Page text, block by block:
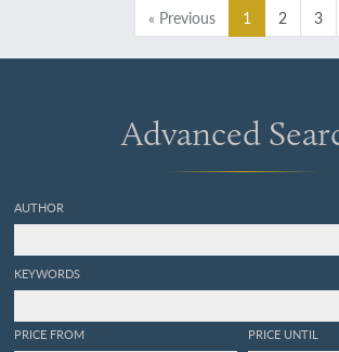
« Previous 1 2 3
Advanced
AUTHOR
KEYWORDS
PRICE FROM PRICE UNTIL